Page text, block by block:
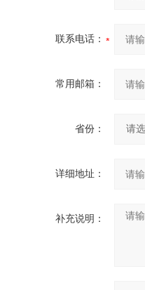
联系电话：
常用邮箱：
省份：
详细地址：
补充说明：